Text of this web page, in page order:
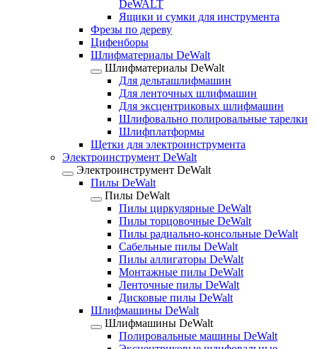
DeWALT
Ящики и сумки для инструмента
Фрезы по дереву
Цифенборы
Шлифматериалы DeWalt
Шлифматериалы DeWalt
Для дельташлифмашин
Для ленточных шлифмашин
Для эксцентриковых шлифмашин
Шлифовально полировальные тарелки
Шлифплатформы
Щетки для электроинструмента
Электроинструмент DeWalt
Электроинструмент DeWalt
Пилы DeWalt
Пилы DeWalt
Пилы циркулярные DeWalt
Пилы торцовочные DeWalt
Пилы радиально-консольные DeWalt
Сабельные пилы DeWalt
Пилы аллигаторы DeWalt
Монтажные пилы DeWalt
Ленточные пилы DeWalt
Дисковые пилы DeWalt
Шлифмашины DeWalt
Шлифмашины DeWalt
Полировальные машины DeWalt